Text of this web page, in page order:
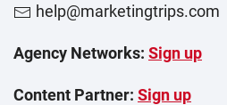
help@marketingtrips.com
Agency Networks: Sign up
Content Partner: Sign up